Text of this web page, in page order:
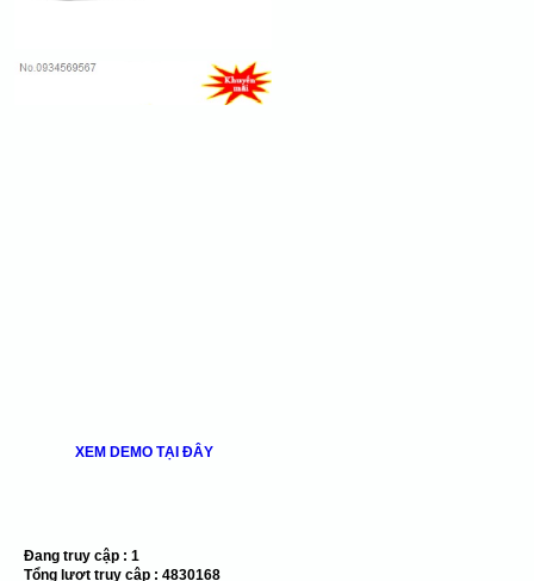
XEM DEMO TẠI ĐÂY
Đang truy cập : 1
Tổng lượt truy cập : 4830168